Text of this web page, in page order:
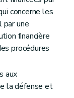
concerne les
par une
financière
procédures
aux
la défense et